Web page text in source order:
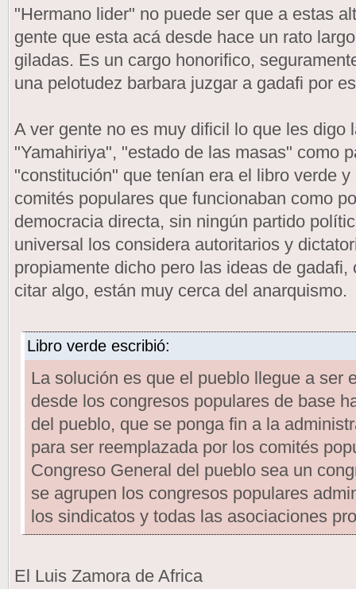
"Hermano lider" no puede ser que a estas
gente que esta acá desde hace un rato
giladas. Es un cargo honorifico,
una pelotudez barbara juzgar a gadafi por
A ver gente no es muy dificil lo que les digo
"Yamahiriya", "estado de las masas" como
"constitución" que tenían era el libro verde
comités populares que funcionaban como
democracia directa, sin ningún partido
universal los considera autoritarios y
propiamente dicho pero las ideas de
citar algo, están muy cerca del anarquismo.
Libro verde escribió:
La solución es que el pueblo llegue a ser
desde los congresos populares de base
del pueblo, que se ponga fin a la
para ser reemplazada por los comités
Congreso General del pueblo sea un
se agrupen los congresos populares
los sindicatos y todas las asociaciones
El Luis Zamora de Africa